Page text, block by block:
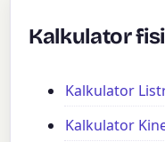
Kalkulator
Kalkulator
Kalkulator